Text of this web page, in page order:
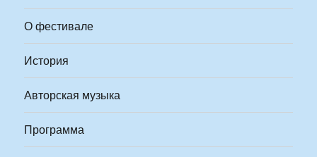
О фестивале
История
Авторская музыка
Программа